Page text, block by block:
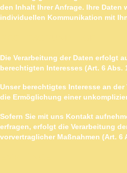
den Inhalt Ihrer Anfrage. Ihre Daten
individuellen Kommunikation mit
Die Verarbeitung der Daten erfolgt
berechtigten Interesses (Art. 6 Abs.
Unser berechtigtes Interesse an
die Ermöglichung einer
Sofern Sie mit uns Kontakt
erfragen, erfolgt die Verarbeitung
vorvertraglicher Maßnahmen (Art. 6